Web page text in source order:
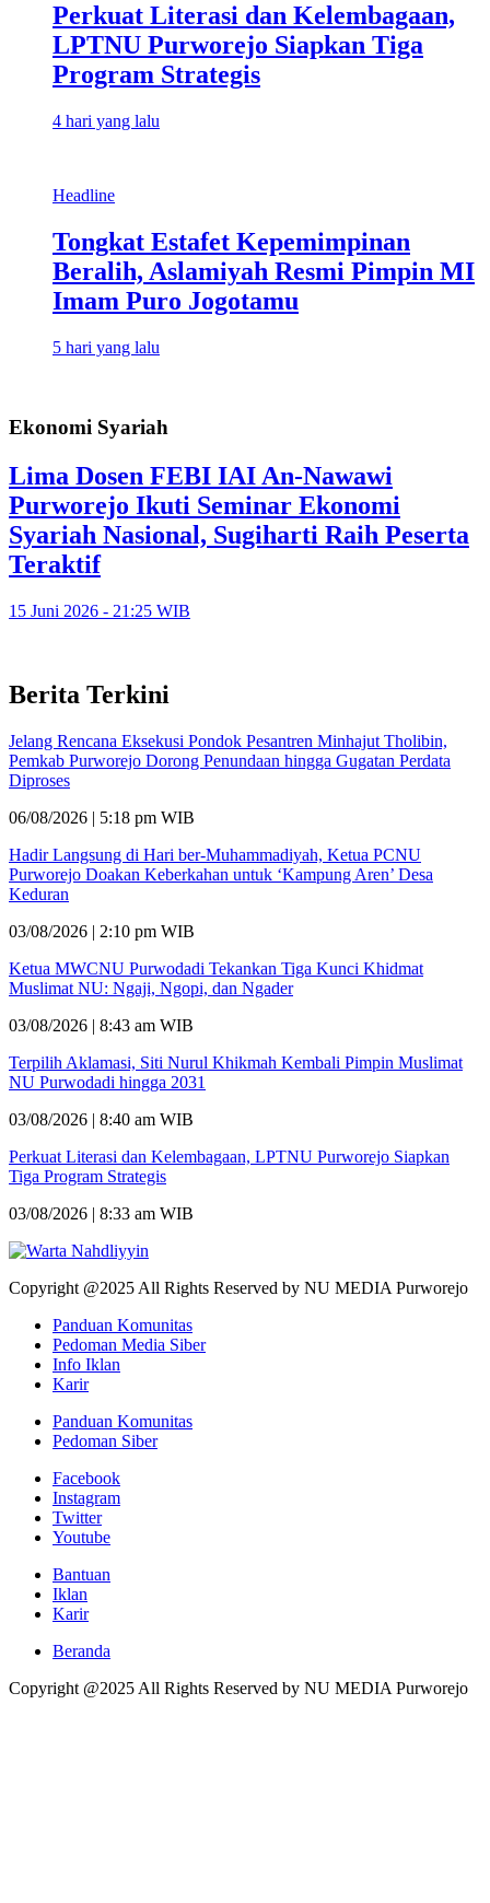
Perkuat Literasi dan Kelembagaan,
LPTNU Purworejo Siapkan Tiga
Program Strategis
4 hari yang lalu
Headline
Tongkat Estafet Kepemimpinan
Beralih, Aslamiyah Resmi Pimpin MI
Imam Puro Jogotamu
5 hari yang lalu
Ekonomi Syariah
Lima Dosen FEBI IAI An-Nawawi
Purworejo Ikuti Seminar Ekonomi
Syariah Nasional, Sugiharti Raih Peserta
Teraktif
15 Juni 2026 - 21:25 WIB
Berita Terkini
Jelang Rencana Eksekusi Pondok Pesantren Minhajut Tholibin,
Pemkab Purworejo Dorong Penundaan hingga Gugatan Perdata
Diproses
06/08/2026 | 5:18 pm WIB
Hadir Langsung di Hari ber-Muhammadiyah, Ketua PCNU
Purworejo Doakan Keberkahan untuk ‘Kampung Aren’ Desa
Keduran
03/08/2026 | 2:10 pm WIB
Ketua MWCNU Purwodadi Tekankan Tiga Kunci Khidmat
Muslimat NU: Ngaji, Ngopi, dan Ngader
03/08/2026 | 8:43 am WIB
Terpilih Aklamasi, Siti Nurul Khikmah Kembali Pimpin Muslimat
NU Purwodadi hingga 2031
03/08/2026 | 8:40 am WIB
Perkuat Literasi dan Kelembagaan, LPTNU Purworejo Siapkan
Tiga Program Strategis
03/08/2026 | 8:33 am WIB
Copyright @2025 All Rights Reserved by NU MEDIA Purworejo
Panduan Komunitas
Pedoman Media Siber
Info Iklan
Karir
Panduan Komunitas
Pedoman Siber
Facebook
Instagram
Twitter
Youtube
Bantuan
Iklan
Karir
Beranda
Copyright @2025 All Rights Reserved by NU MEDIA Purworejo